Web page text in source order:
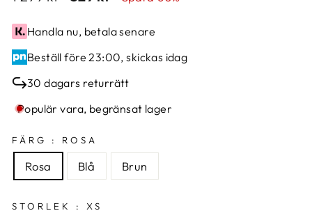
sv.products.general.regular_price
sv.products.general.sale_price
Handla nu, betala senare
Beställ före 23:00, skickas idag
30 dagars returrätt
Populär vara, begränsat lager
FÄRG : ROSA
Rosa Blå Brun
STORLEK : XS